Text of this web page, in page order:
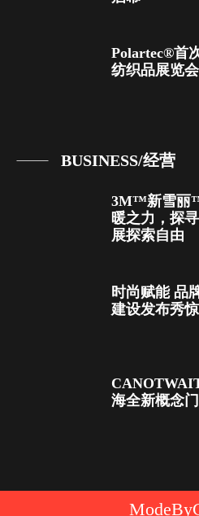
Polartec®首
纺织品展览会
BUSINESS/经营
3M™新雪丽
暖之力，探
展探索自由
时尚赋能 品
建设发布秀
海全新概念